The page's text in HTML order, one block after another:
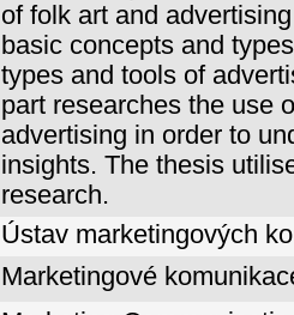
of folk art and
basic concepts and
types and tools of
part researches the use
advertising in order to
insights. The thesis
research.
Ústav marketingových
Marketingové